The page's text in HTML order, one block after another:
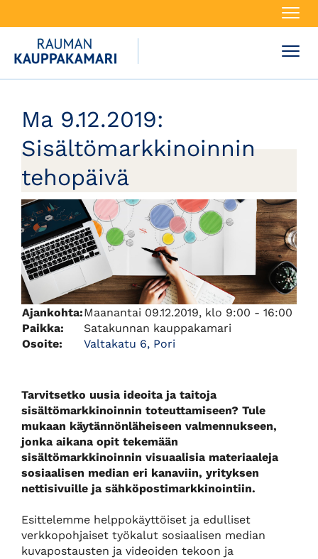
Ma 9.12.2019:
Sisältömarkkinoinnin
tehopäivä
Ajankohta:Maanantai 09.12.2019, klo 9:00 - 16:00
Paikka:
Satakunnan kauppakamari
Osoite:
Valtakatu 6, Pori
Tarvitsetko uusia ideoita ja taitoja
sisältömarkkinoinnin toteuttamiseen? Tule
mukaan käytännönläheiseen valmennukseen,
jonka aikana opit tekemään
sisältömarkkinoinnin visuaalisia materiaaleja
sosiaalisen median eri kanaviin, yrityksen
nettisivuille ja sähköpostimarkkinointiin.
Esittelemme helppokäyttöiset ja edulliset
verkkopohjaiset työkalut sosiaalisen median
kuvapostausten ja videoiden tekoon ja